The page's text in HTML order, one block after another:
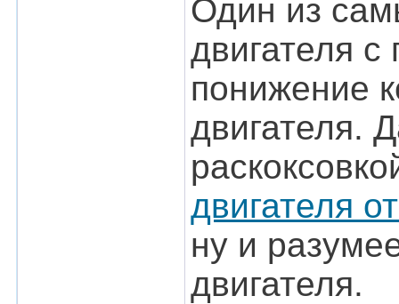
Один из
двигателя
понижение
двигателя.
двигателя
ну и
двигателя.